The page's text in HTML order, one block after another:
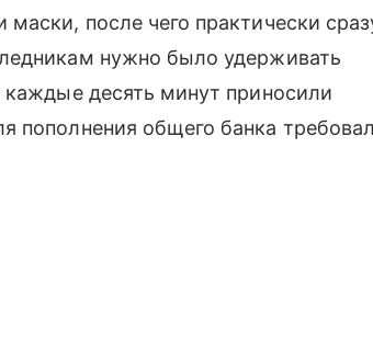
после чего практически
нужно было удерживать
каждые десять минут приносили
пополнения общего банка